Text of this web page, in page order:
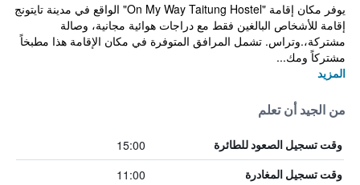
يوفر مكان إقامة "On My Way Taitung Hostel" الواقع في مدينة تايتونج
إقامة للأشخاص البالغين فقط مع دراجات هوائية مجانية، وصالة
مشتركة،.وتراس. تشمل المرافق المتوفرة في مكان الإقامة هذا مطبخاً
مشتركاً ومك...
المزيد
من الجيد أن تعلم
وقت تسجيل الصعود للطائرة 15:00
وقت تسجيل المغادرة 11:00